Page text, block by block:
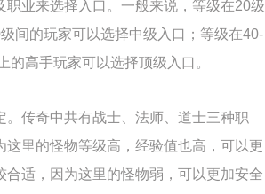
业来选择入口。一般来说，等级在20级
间的玩家可以选择中级入口；等级在40-
高手玩家可以选择顶级入口。
传奇中共有战士、法师、道士三种职
里的怪物等级高，经验值也高，可以更
适，因为这里的怪物弱，可以更加安全